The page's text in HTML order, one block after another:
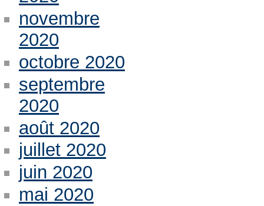
novembre
2020
octobre 2020
septembre
2020
août 2020
juillet 2020
juin 2020
mai 2020